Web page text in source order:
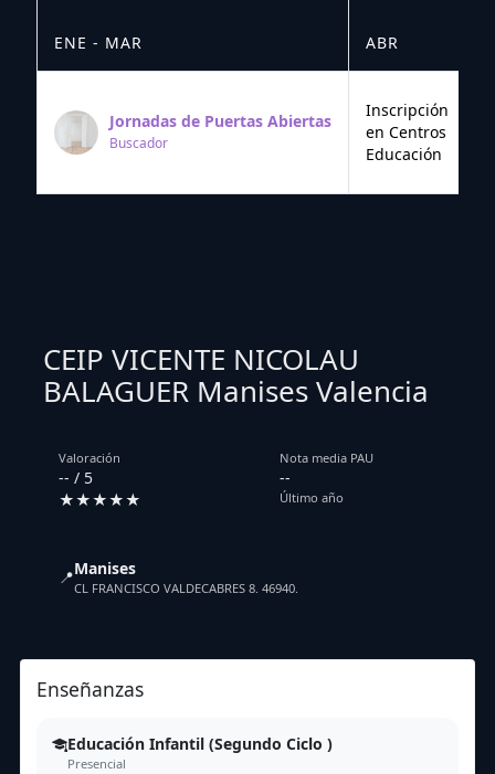
ENE - MAR ABR
Jornadas de Puertas Abiertas
Buscador
Inscripción
en Centros
Educación
CEIP VICENTE NICOLAU
BALAGUER Manises Valencia
Valoración
-- / 5
★★★★★
Nota media PAU
--
Último año
📍Manises
CL FRANCISCO VALDECABRES 8. 46940.
Enseñanzas
Educación Infantil (Segundo Ciclo )
Presencial